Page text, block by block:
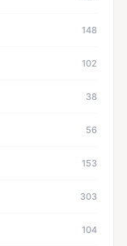
148
102
38
56
153
303
104